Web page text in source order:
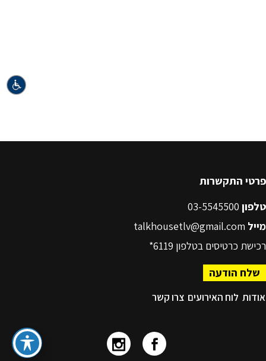
פרטי התקשרות
טלפון
מייל talkhousetlv@gmail.com
רכישת כרטיסים בטלפון 6119*
שלח הודעה
אודות לוח האירועים צרו קשר